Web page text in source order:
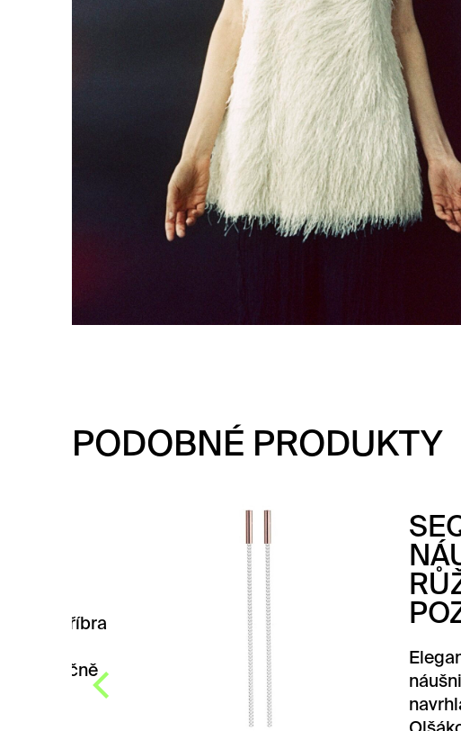
PODOBNÉ PRODUKTY
Elegantní
náušnice
navrhla